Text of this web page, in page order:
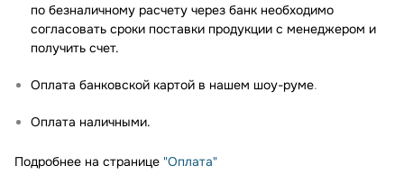
по безналичному расчету через банк необходимо
согласовать сроки поставки продукции с менеджером и
получить счет.
Оплата банковской картой в нашем шоу-руме.
Оплата наличными.
Подробнее на странице "Оплата"